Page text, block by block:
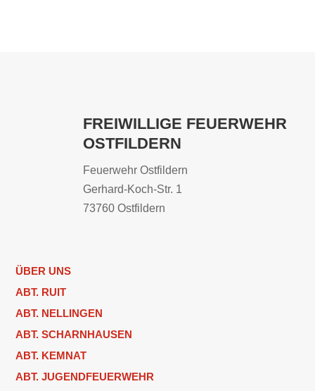
FREIWILLIGE FEUERWEHR
OSTFILDERN
Feuerwehr Ostfildern
Gerhard-Koch-Str. 1
73760 Ostfildern
ÜBER UNS
ABT. RUIT
ABT. NELLINGEN
ABT. SCHARNHAUSEN
ABT. KEMNAT
ABT. JUGENDFEUERWEHR